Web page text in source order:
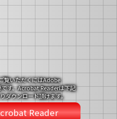
覧いただくにはAdobe
す。Acrobat Readerは下記
ダウンロード頂けます。
Reader